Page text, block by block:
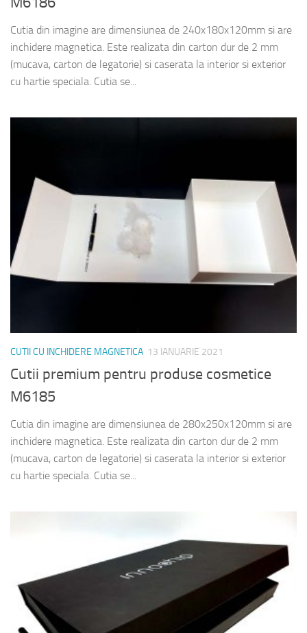
Cutia din imagine are dimensiunea de 240x180x120mm si are
inchidere magnetica. Este realizata din carton dur de 2 mm
(mucava, carton de legatorie) si caserata la interior si exterior
cu hartie speciala. Cutia se...
CUTII CU INCHIDERE MAGNETICA 13 IANUARIE 2021
Cutii premium pentru produse cosmetice
M6185
Cutia din imagine are dimensiunea de 280x250x120mm si are
inchidere magnetica. Este realizata din carton dur de 2 mm
(mucava, carton de legatorie) si caserata la interior si exterior
cu hartie speciala. Cutia se...